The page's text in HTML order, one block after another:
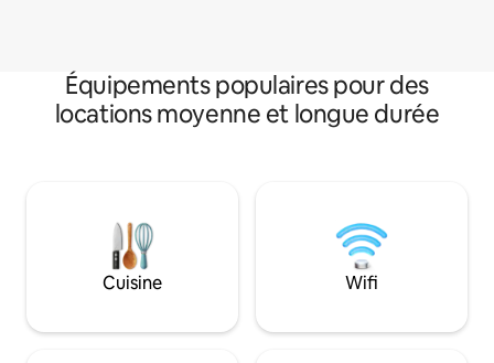
Équipements populaires pour des
locations moyenne et longue durée
Cuisine Wifi